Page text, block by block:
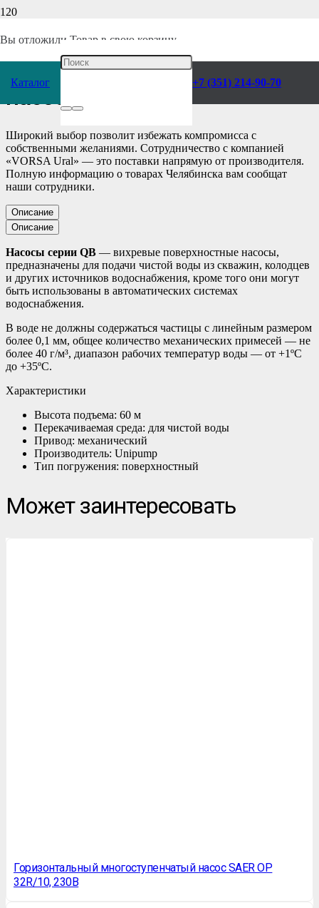
Вы отложили Товар в свою корзину.
Каталог +7 (351) 214-90-70
Поверхностный вихревой
насос QB 60
Широкий выбор позволит избежать компромисса с
собственными желаниями. Сотрудничество с компанией
«VORSA Ural» — это поставки напрямую от производителя.
Полную информацию о товарах Челябинска вам сообщат
наши сотрудники.
Описание
Описание
Насосы серии QB — вихревые поверхностные насосы,
предназначены для подачи чистой воды из скважин, колодцев
и других источников водоснабжения, кроме того они могут
быть использованы в автоматических системах
водоснабжения.
В воде не должны содержаться частицы с линейным размером
более 0,1 мм, общее количество механических примесей — не
более 40 г/м³, диапазон рабочих температур воды — от +1ºС
до +35ºС.
Характеристики
Высота подъема: 60 м
Перекачиваемая среда: для чистой воды
Привод: механический
Производитель: Unipump
Тип погружения: поверхностный
Может заинтересовать
Горизонтальный многоступенчатый насос SAER OP
32R/10, 230В